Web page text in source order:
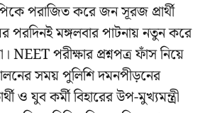
পরাজিত করে জন সূরজ প্রার্থী
পরদিনই মঙ্গলবার পাটনায় নতুন করে
পরীক্ষার প্রশ্নপত্র ফাঁস নিয়ে
সময় পুলিশি দমনপীড়নের
ও যুব কর্মী বিহারের উপ-মুখ্যমন্ত্রী